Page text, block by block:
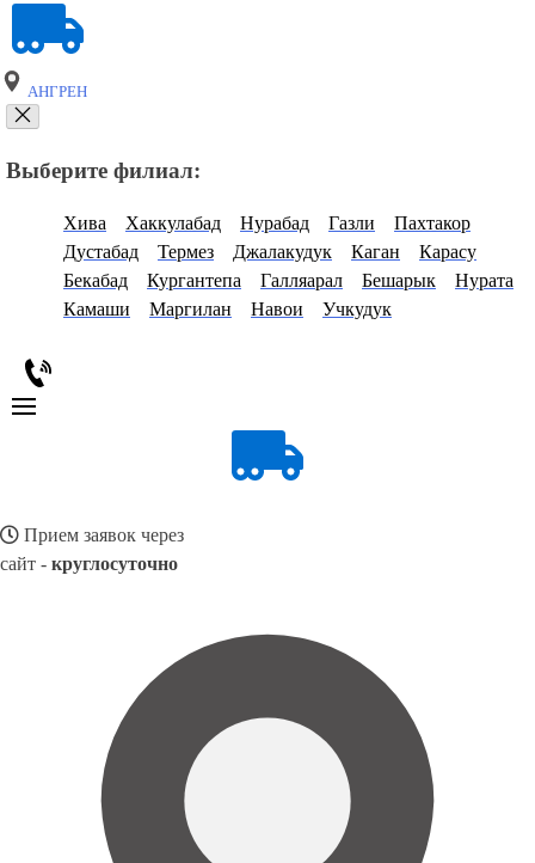
АНГРЕН
Выберите филиал:
Хива Хаккулабад Нурабад Газли
Пахтакор
Дустабад
Термез Джалакудук Каган
Карасу
Бекабад
Кургантепа Галляарал Бешарык
Нурата
Камаши
Маргилан Навои Учкудук
Прием заявок через
сайт - круглосуточно